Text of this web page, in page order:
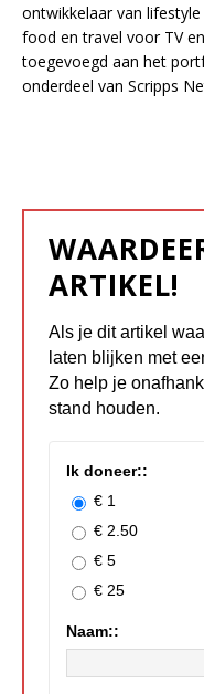
ontwikkelaar van
food en travel voor TV
toegevoegd aan het
onderdeel van Scripps
ARTIKEL!
Als je dit artikel
laten blijken met
Zo help je
stand houden.
Ik doneer::
€ 1
€ 2.50
€ 5
€ 25
Naam::